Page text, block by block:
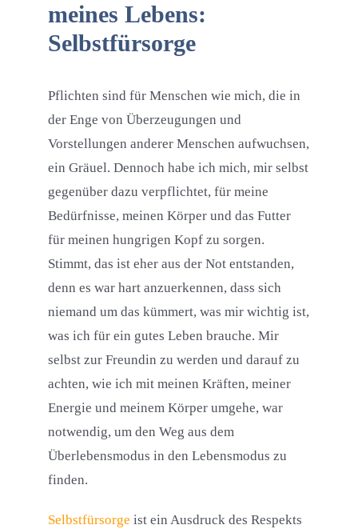
meines Lebens:
Selbstfürsorge
Pflichten sind für Menschen wie mich, die in
der Enge von Überzeugungen und
Vorstellungen anderer Menschen aufwuchsen,
ein Gräuel. Dennoch habe ich mich, mir selbst
gegenüber dazu verpflichtet, für meine
Bedürfnisse, meinen Körper und das Futter
für meinen hungrigen Kopf zu sorgen.
Stimmt, das ist eher aus der Not entstanden,
denn es war hart anzuerkennen, dass sich
niemand um das kümmert, was mir wichtig ist,
was ich für ein gutes Leben brauche. Mir
selbst zur Freundin zu werden und darauf zu
achten, wie ich mit meinen Kräften, meiner
Energie und meinem Körper umgehe, war
notwendig, um den Weg aus dem
Überlebensmodus in den Lebensmodus zu
finden.
Selbstfürsorge ist ein Ausdruck des Respekts